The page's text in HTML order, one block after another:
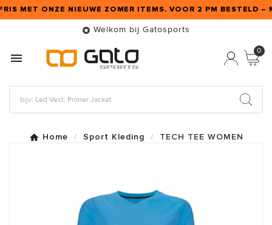
MET ONZE NIEUWE ZOMER ITEMS. VOOR 2 PM BESTELD –
 Welkom bij Gatosports

0
Home Sport Kleding TECH TEE WOMEN